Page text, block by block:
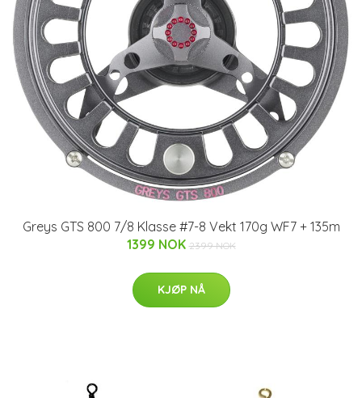
Greys GTS 800 7/8 Klasse #7-8 Vekt 170g WF7 + 135m
1399 NOK 2399 NOK
KJØP NÅ